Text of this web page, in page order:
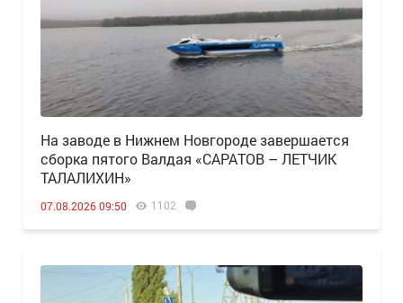
Н️а заводе в Нижнем Новгороде завершается
сборка пятого Валдая «САРАТОВ – ЛЕТЧИК
ТАЛАЛИХИН»
07.08.2026 09:50 1102